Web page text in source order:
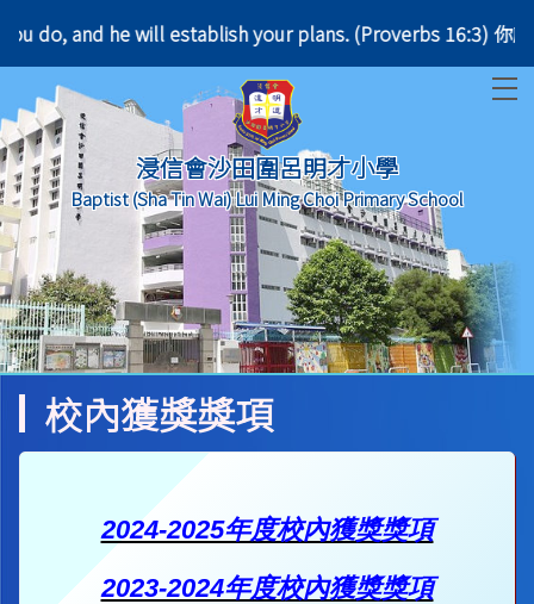
do, and he will establish your plans. (Proverbs 16:3) 你所
浸信會沙田圍呂明才小學
Baptist (Sha Tin Wai) Lui Ming Choi Primary School
校內獲獎獎項
2024-2025年度校內獲獎獎項
2023-2024年度校內獲獎獎項